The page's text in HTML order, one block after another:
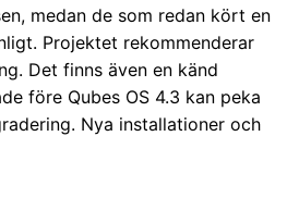
medan de som redan kört en
Projektet rekommenderar
Det finns även en känd
före Qubes OS 4.3 kan peka
Nya installationer och